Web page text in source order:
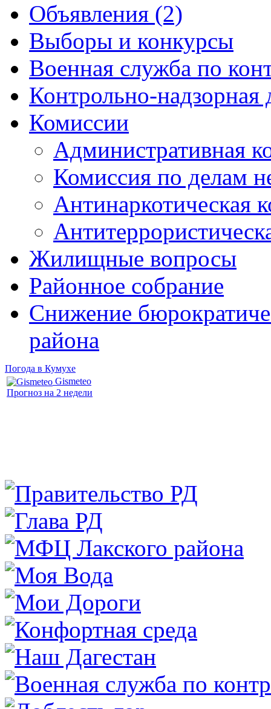
Объявления (2)
Выборы и конкурсы
Военная служба по
Контрольно-надзорная
Комиссии
Административная
Комиссия по делам
Антинаркотическая
Жилищные вопросы
Районное собрание
Снижение
района
Погода в Кумухе
Gismeteo
Прогноз на 2 недели